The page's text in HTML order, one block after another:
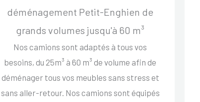
déménagement Petit-Enghien de
grands volumes jusqu'à 60 m³
Nos camions sont adaptés à tous vos
besoins, du 25m³ à 60 m³ de volume afin de
déménager tous vos meubles sans stress et
sans aller-retour. Nos camions sont équipés